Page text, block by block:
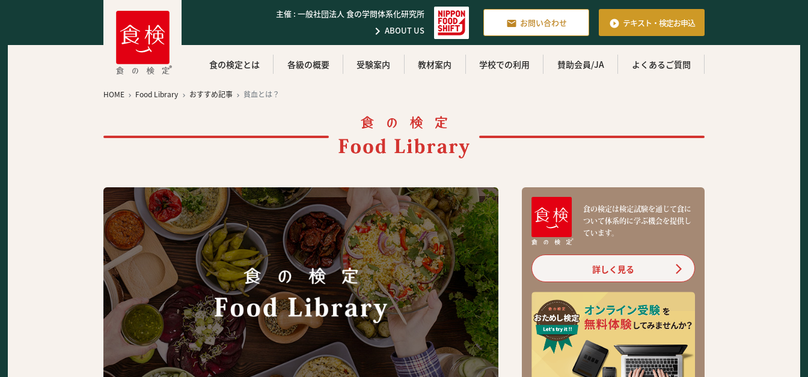
主催 : 一般社団法人 食の学問体系化研究所
 ABOUT US
 お問い合わせ  テキスト・検定お申込
食の検定とは 各級の概要 受験案内 教材案内 学校での利用 賛助会員/JA よくあるご質問
HOME  Food Library  おすすめ記事  貧血とは？
食の検定は検定試験を通じて食に
ついて体系的に学ぶ機会を提供し
ています。
詳しく見る